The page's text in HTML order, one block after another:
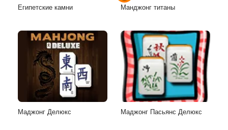
Египетские камни Манджонг титаны
Маджонг Делюкс Маджонг Пасьянс Делюкс